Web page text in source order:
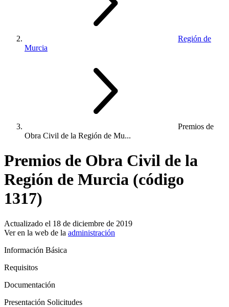
Región de
Murcia
Premios de
Obra Civil de la Región de Mu...
Premios de Obra Civil de la
Región de Murcia (código
1317)
Actualizado el 18 de diciembre de 2019
Ver en la web de la administración
Información Básica
Requisitos
Documentación
Presentación Solicitudes